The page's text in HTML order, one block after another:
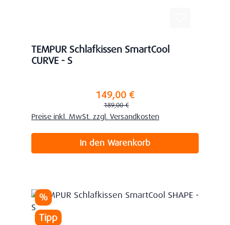
TEMPUR Schlafkissen SmartCool
CURVE - S
149,00 €
Regulärer Preis:
189,00 €
Preise inkl. MwSt. zzgl. Versandkosten
In den Warenkorb
Rabatt
%
Tipp